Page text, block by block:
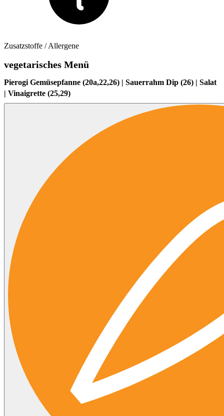
Zusatzstoffe / Allergene
vegetarisches Menü
Pierogi Gemüsepfanne (20a,22,26) | Sauerrahm Dip (26) | Salat
| Vinaigrette (25,29)